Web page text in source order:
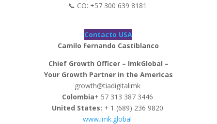
📞 CO: +57 300 639 8181
Contacto USA
Camilo Fernando Castiblanco
Chief Growth Officer – ImkGlobal –
Your Growth Partner in the Americas
growth@tiadigitalimk
Colombia+ 57 313 387 3446
United States: + 1 (689) 236 9820
www.imk.global